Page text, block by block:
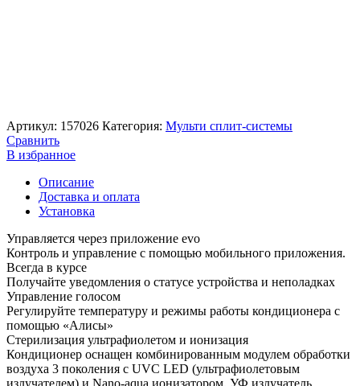
Артикул: 157026 Категория: Мульти сплит-системы
Сравнить
В избранное
Описание
Доставка и оплата
Установка
Управляется через приложение evo
Контроль и управление с помощью мобильного приложения.
Всегда в курсе
Получайте уведомления о статусе устройства и неполадках
Управление голосом
Регулируйте температуру и режимы работы кондиционера с
помощью «Алисы»
Стерилизация ультрафиолетом и ионизация
Кондиционер оснащен комбинированным модулем обработки
воздуха 3 поколения с UVC LED (ультрафиолетовым